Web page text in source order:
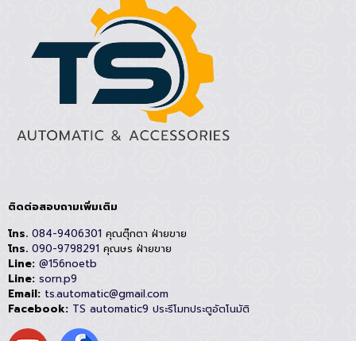
ติดต่อสอบถามเพิ่มเติม
โทร. 084-9406301 คุณตุ๊กตา ฝ่ายขาย
โทร. 090-9798291 คุณษร ฝ่ายขาย
Line: @156noetb
Line: sorn.p9
Email: ts.automatic@gmail.com
Facebook: TS automatic9 ประรีโมทประตูอัตโนมัติ